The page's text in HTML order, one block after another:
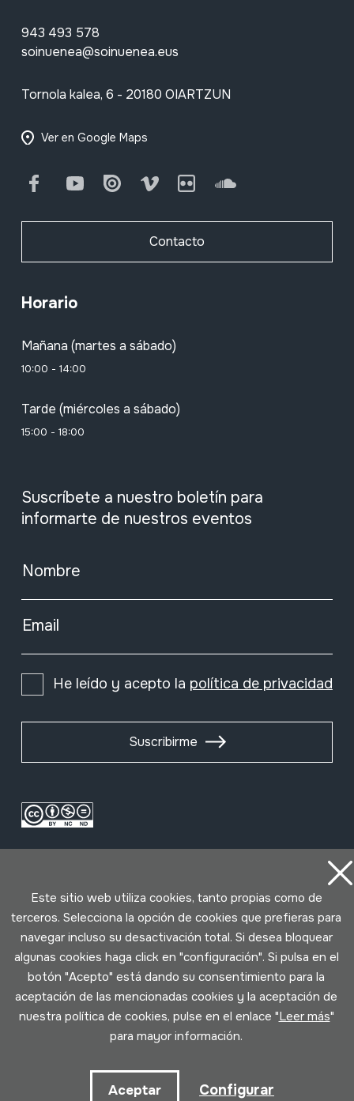
943 493 578
soinuenea@soinuenea.eus
Tornola kalea, 6 - 20180 OIARTZUN
Ver en Google Maps
FacebookYoutube Issuu Vimeo Flickr SoundCloud
Contacto
Horario
Mañana (martes a sábado)
10:00 - 14:00
Tarde (miércoles a sábado)
15:00 - 18:00
Suscríbete a nuestro boletín para
informarte de nuestros eventos
Nombre
Email
He leído y acepto la política de privacidad
Suscribirme
Política de cookies
Este sitio web utiliza cookies, tanto propias como de
terceros. Selecciona la opción de cookies que prefieras para
navegar incluso su desactivación total. Si desea bloquear
algunas cookies haga click en "configuración". Si pulsa en el
botón "Acepto" está dando su consentimiento para la
aceptación de las mencionadas cookies y la aceptación de
nuestra política de cookies, pulse en el enlace "Leer más"
para mayor información.
Aceptar Configurar